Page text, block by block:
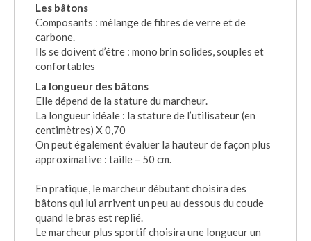
Les bâtons
Composants : mélange de fibres de verre et de
carbone.
Ils se doivent d’être : mono brin solides, souples et
confortables
La longueur des bâtons
Elle dépend de la stature du marcheur.
La longueur idéale : la stature de l’utilisateur (en
centimètres) X 0,70
On peut également évaluer la hauteur de façon plus
approximative : taille – 50 cm.
En pratique, le marcheur débutant choisira des
bâtons qui lui arrivent un peu au dessous du coude
quand le bras est replié.
Le marcheur plus sportif choisira une longueur un